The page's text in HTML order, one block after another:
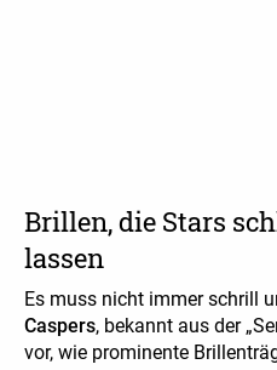
Brillen, die Stars
lassen
Es muss nicht immer schrill
Caspers, bekannt aus der
vor, wie prominente